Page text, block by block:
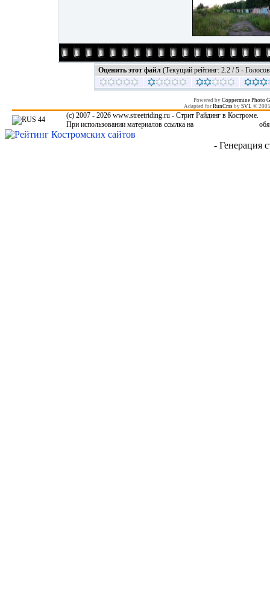
Оценить этот файл (Текущий рейтинг: 2.2 / 5 -
Powered by Coppermine Photo
Adapted for RunCmsby SVL ©
(c) 2007 - 2026 www.streetriding.ru - Стрит Райдинг в Костроме.
При использовании материалов ссылка на
- Генерация